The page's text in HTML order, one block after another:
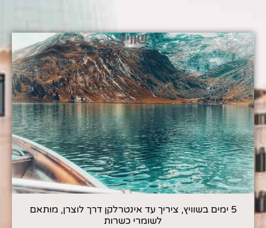
שוויץ
5 ימים בשוויץ, ציריך עד אינטרלקן דרך לוצרן, מותאם
לשומרי כשרות